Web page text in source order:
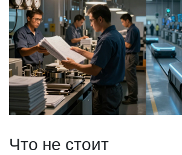
Что не стоит